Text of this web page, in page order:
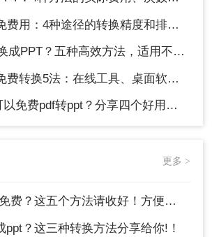
：4种途径的转换精度和排版保留能力对比！
？五种高效方法，适用不同场景全解析！
5法：在线工具、桌面软件和PPT插件的优劣！
费pdf转ppt？分享四个好用的转换工具！
更多 >
？这五个方法请收好！方便又好用！
ppt？这三种转换方法分享给你!！